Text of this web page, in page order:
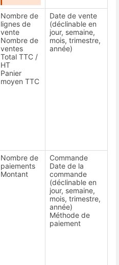
Nombre de
lignes de
vente
Nombre de
ventes
Total TTC /
HT
Panier
moyen TTC
Date de vente
(déclinable en
jour, semaine,
mois, trimestre,
année)
Nombre de
paiements
Montant
Commande
Date de la
commande
(déclinable en
jour, semaine,
mois, trimestre,
année)
Méthode de
paiement